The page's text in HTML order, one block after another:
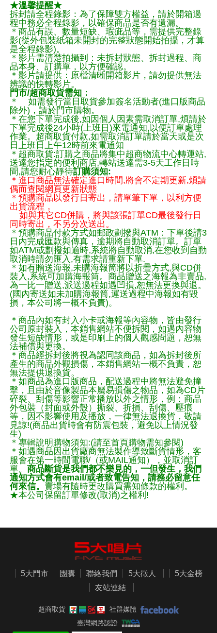
★溫馨提醒★
拆封請全程錄影：為了保障雙方權益，請於開箱過
程中務必全程錄影，以確保商品是否有遺漏。
＊商品有誤、數量短缺、瑕疵品等，需提供完整錄
影(從外包裝紙箱未開封的完整狀態開始拍攝，才算
是全程錄影)。
＊影片需清楚拍攝到：未拆封狀態、拆封過程、商
品本身、訂購單，以方便確認。
＊影片請提供：原檔清晰開箱影片，請勿提供無法
辨識的快轉影片。
門市/超商取貨需知：
＊ 如需發行當日取貨參加簽名活動者(進口版商品
除外)，請於門市購物。
＊在您下單完成後,如因個人因素需取消訂單,煩請於
下單完成後24小時(上班日)來電通知,以便訂單處理
作業。超商取貨付款,如需取消訂單請於當天或是次
日上班日上午12時前來電通知
＊超商取貨:訂購之商品將集中超商物流中心轉運站,
送達您指定的便利商店,轉站送達需3-5天工作日時
間,請您耐心靜待訂購須知:
＊進口商品無法確定進口時間,將會不定期更新,煩請
偶而查閱網頁更新狀態
＊預購商品以發行日寄出，請單筆下單，以利方便
出貨流程，
如與其它CD併購，將與該張訂單CD最後發行日
同時寄出，不另分次送出。
＊預購商品付款方式如郵政劃撥與ATM：下單後請3
日內完成匯款與傳真，逾期將自動取消訂單。訂單
如ATM或劃撥如逾時,系統將自動取消,在您收到自動
取消時請勿匯入,有需求請重新下單.
＊如有贈送海報,未購海報筒將以折疊方式,與CD併
裝入,系統可加購海報筒。商品贈送之海報為非賣品,
為一比一贈送,派送過程如遇凹損,恕無法更換與退。
(國內寄送如未加購海報筒,運送過程中海報如有毀
損，本公司將一概不負責)。
＊商品內如有封入小卡或海報等內容物，皆由發行
公司原封裝入，本銷售網站不便拆閱，如遇內容物
發生短缺情形，或是印刷上的個人觀感問題，恕無
法補償與更換。
＊商品經拆封後將視為認同該商品，如為拆封後所
產生的商品外觀損傷，本銷售網站一概不負責，恕
無法提供退換貨。
＊如商品為進口版商品，配送過程中將無法避免撞
擊，且由於音像製品本屬易損傷之物品，如為CD片
碎裂、刮傷等影響正常播放以外之情形，例：商品
外包裝（封面或外殼）撕裂、折損、刮傷、壓痕
等，因不影響使用及播放，一律無法退換貨，敬請
見諒!(商品出貨時會有防震包裝，避免以上情況發
生)
＊專輯說明購物須知:(請至首頁購物需知參閱)
＊如遇商品因出貨廠商無法製作導致斷貨情形，客
服會在第一時間電聯/（或MAIL通知），並取消訂
單。 商品斷貨是我們都不樂見的，一但發生，我們
通知方式會有email/或者致電告知，請務必留意任
何來信。 賣場有隨時更改購買需知條款的權利。
★本公司保留訂單修改(取消)之權利!
5大門市 團購 聯絡我們 5大徵人
5大金榜
友站連結
超商取貨
社群媒體
臺灣網路認證